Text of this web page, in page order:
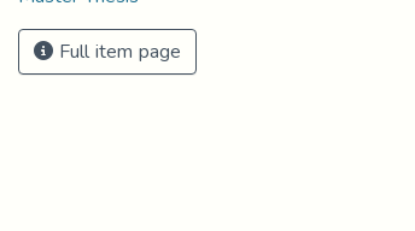
Full item page